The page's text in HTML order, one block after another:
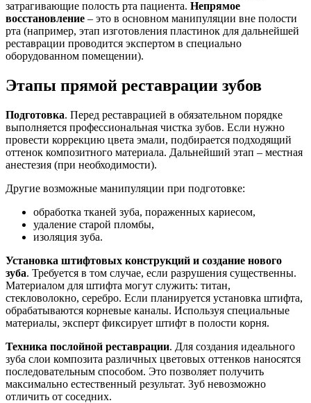
затрагивающие полость рта пациента. Непрямое
восстановление – это в основном манипуляции вне полости
рта (например, этап изготовления пластинок для дальнейшей
реставрации проводится экспертом в специально
оборудованном помещении).
Этапы прямой реставрации зубов
Подготовка. Перед реставрацией в обязательном порядке
выполняется профессиональная чистка зубов. Если нужно
провести коррекцию цвета эмали, подбирается подходящий
оттенок композитного материала. Дальнейший этап – местная
анестезия (при необходимости).
Другие возможные манипуляции при подготовке:
обработка тканей зуба, пораженных кариесом,
удаление старой пломбы,
изоляция зуба.
Установка штифтовых конструкций и создание нового
зуба. Требуется в том случае, если разрушения существенны.
Материалом для штифта могут служить: титан,
стекловолокно, серебро. Если планируется установка штифта,
обрабатываются корневые каналы. Используя специальные
материалы, эксперт фиксирует штифт в полости корня.
Техника послойной реставрации. Для создания идеального
зуба слои композита различных цветовых оттенков наносятся
последовательным способом. Это позволяет получить
максимально естественный результат. Зуб невозможно
отличить от соседних.